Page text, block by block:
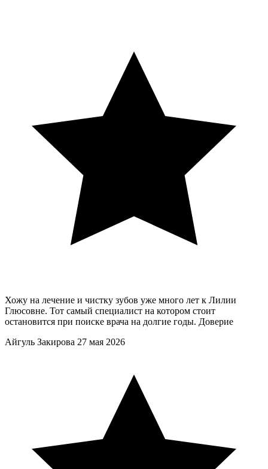
Хожу на лечение и чистку зубов уже много лет к Лилии
Глюсовне. Тот самый специалист на котором стоит
остановится при поиске врача на долгие годы. Доверие
Айгуль Закирова 27 мая 2026